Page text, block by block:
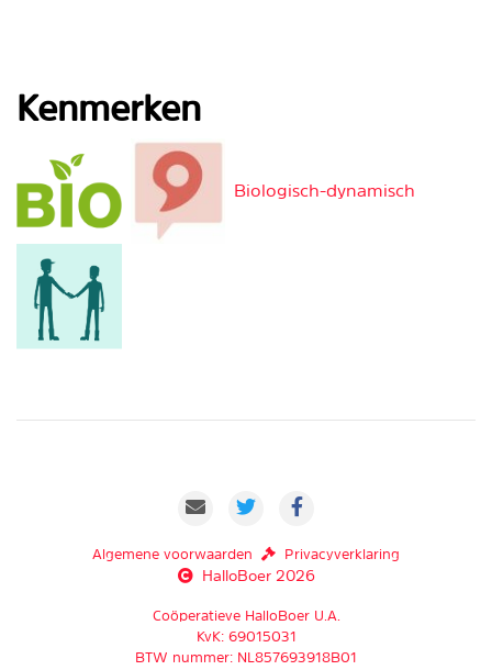
Kenmerken
Biologisch-dynamisch
Algemene voorwaarden Privacyverklaring
HalloBoer 2026
Coöperatieve HalloBoer U.A.
KvK: 69015031
BTW nummer: NL857693918B01